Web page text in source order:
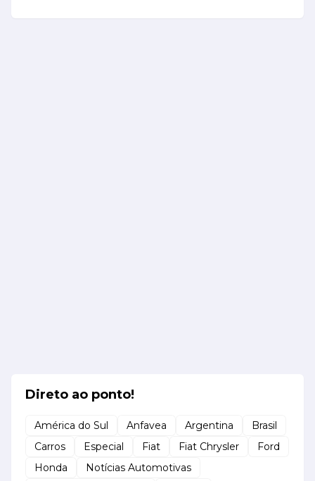
Direto ao ponto!
América do Sul Anfavea Argentina
Brasil
Carros
Especial Fiat Fiat Chrysler
Ford
Honda
Notícias Automotivas